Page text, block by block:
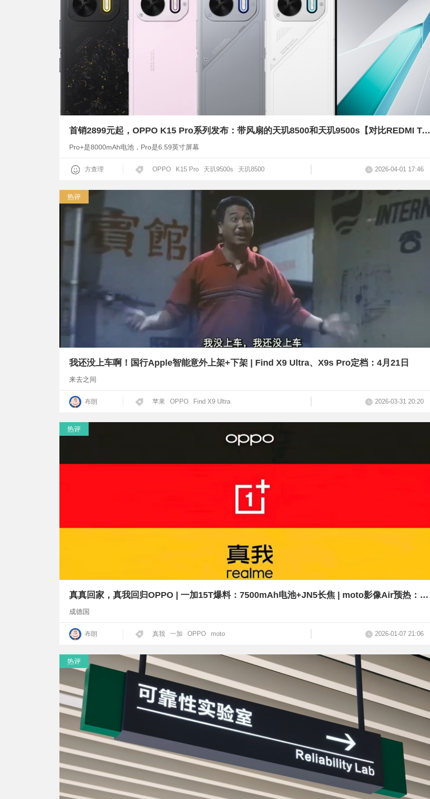
首销2899元起，OPPO K15 Pro系列发布：带风扇的天玑8500和天玑9500s【对比REDMI Turbo 5系列、iQOO Z11】
Pro+是8000mAh电池，Pro是6.59英寸屏幕
方查理 OPPO K15 Pro 天玑9500s 天玑8500 2026-04-01 17:46
热评
我还没上车啊！国行Apple智能意外上架+下架 | Find X9 Ultra、X9s Pro定档：4月21日
来去之间
布朗 苹果 OPPO Find X9 Ultra 2026-03-31 20:20
热评
真真回家，真我回归OPPO | 一加15T爆料：7500mAh电池+JN5长焦 | moto影像Air预热：对称双扬+京东方Q10屏
成德国
布朗 真我 一加 OPPO moto 2026-01-07 21:06
热评